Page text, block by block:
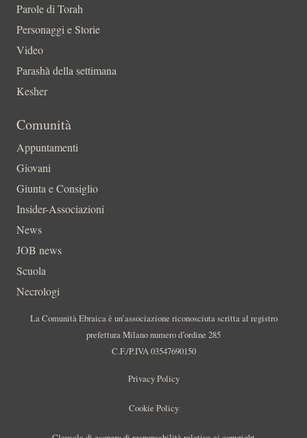
Parole di Torah
Personaggi e Storie
Video
Parashà della settimana
Kesher
Comunità
Appuntamenti
Giovani
Giunta e Consiglio
Insider-Associazioni
News
JOB news
Scuola
Necrologi
La Comunità Ebraica è un’associazione riconosciuta scritta al registro
prefettura Milano numero d’ordine 285
C.F./P.IVA 03547690150
Privacy Policy
Cookie Policy